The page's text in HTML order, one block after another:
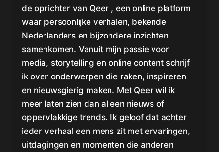
de oprichter van Qeer , een online platform
waar persoonlijke verhalen, bekende
Nederlanders en bijzondere inzichten
samenkomen. Vanuit mijn passie voor
media, storytelling en online content schrijf
ik over onderwerpen die raken, inspireren
en nieuwsgierig maken. Met Qeer wil ik
meer laten zien dan alleen nieuws of
oppervlakkige trends. Ik geloof dat achter
ieder verhaal een mens zit met ervaringen,
uitdagingen en momenten die anderen